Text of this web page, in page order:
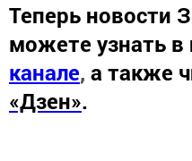
Теперь новости
можете узнать
канале, а также
«Дзен».